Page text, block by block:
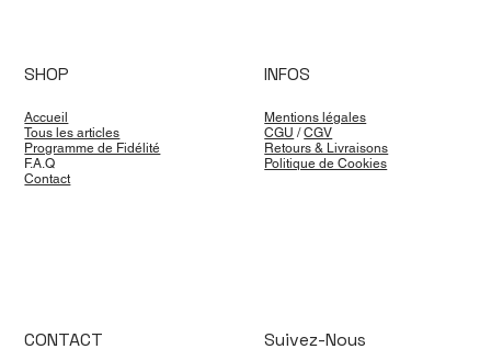
SHOP
Accueil
Tous les articles
Programme de Fidélité
F.A.Q
Contact
INFOS
Mentions légales
CGU /CGV
Retours & Livraisons
Politique de Cookies
CONTACT Suivez-Nous